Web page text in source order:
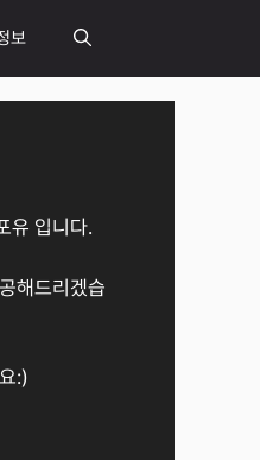
보
유 입니다.
해드리겠습
:)